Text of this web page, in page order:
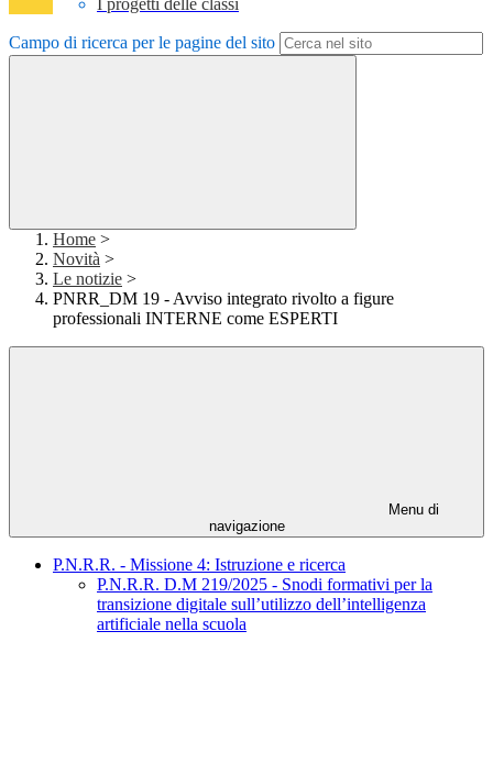
I progetti delle classi
Campo di ricerca per le pagine del sito
Home >
Novità >
Le notizie >
PNRR_DM 19 - Avviso integrato rivolto a figure
professionali INTERNE come ESPERTI
Menu di
navigazione
P.N.R.R. - Missione 4: Istruzione e ricerca
P.N.R.R. D.M 219/2025 - Snodi formativi per la
transizione digitale sull’utilizzo dell’intelligenza
artificiale nella scuola